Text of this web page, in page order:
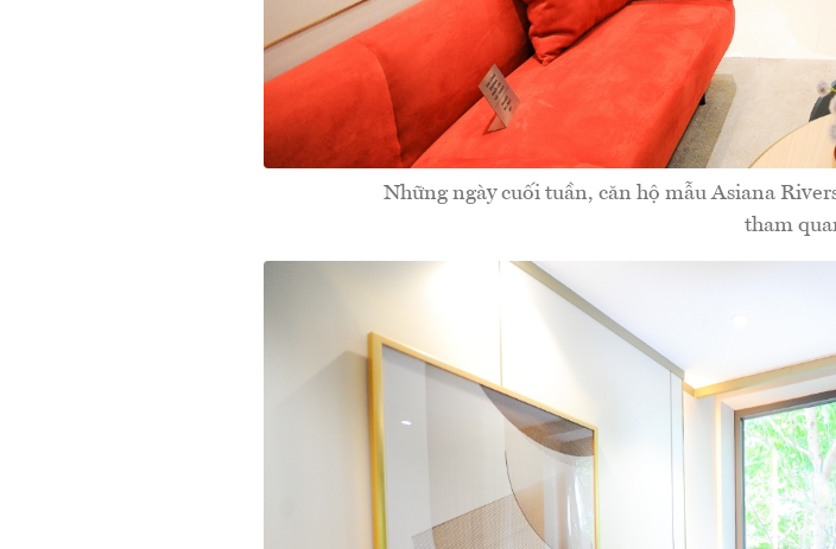
Những ngày cuối tuần, căn hộ mẫu Asiana
tham